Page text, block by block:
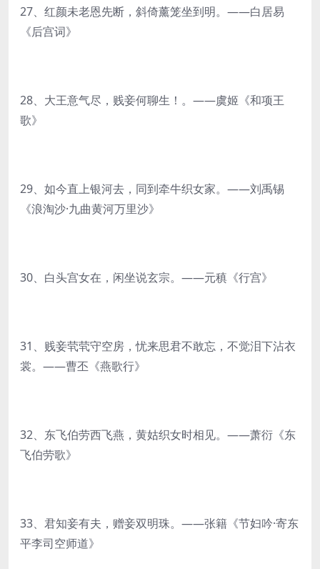
27、红颜未老恩先断，斜倚薰笼坐到明。——白居易
《后宫词》
28、大王意气尽，贱妾何聊生！。——虞姬《和项王
歌》
29、如今直上银河去，同到牵牛织女家。——刘禹锡
《浪淘沙·九曲黄河万里沙》
30、白头宫女在，闲坐说玄宗。——元稹《行宫》
31、贱妾茕茕守空房，忧来思君不敢忘，不觉泪下沾衣
裳。——曹丕《燕歌行》
32、东飞伯劳西飞燕，黄姑织女时相见。——萧衍《东
飞伯劳歌》
33、君知妾有夫，赠妾双明珠。——张籍《节妇吟·寄东
平李司空师道》